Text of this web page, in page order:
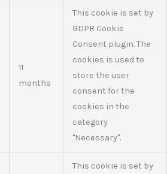
11
months
This cookie is set by
GDPR Cookie
Consent plugin. The
cookies is used to
store the user
consent for the
cookies in the
category
"Necessary".
This cookie is set by